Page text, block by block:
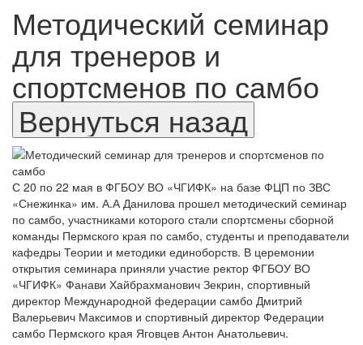
Методический семинар
для тренеров и
спортсменов по самбо
С 20 по 22 мая в ФГБОУ ВО «ЧГИФК» на базе ФЦП по ЗВС
«Снежинка» им. А.А Данилова прошел методический семинар
по самбо, участниками которого стали спортсмены сборной
команды Пермского края по самбо, студенты и преподаватели
кафедры Теории и методики единоборств. В церемонии
открытия семинара приняли участие ректор ФГБОУ ВО
«ЧГИФК» Фанави Хайбрахманович Зекрин, спортивный
директор Международной федерации самбо Дмитрий
Валерьевич Максимов и спортивный директор Федерации
самбо Пермского края Яговцев Антон Анатольевич.